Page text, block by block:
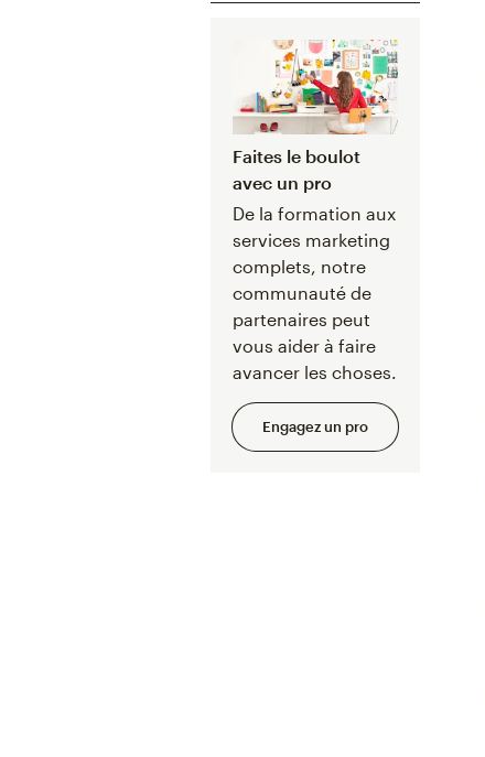
Faites le boulot
avec un pro
De la formation aux
services marketing
complets, notre
communauté de
partenaires peut
vous aider à faire
avancer les choses.
Engagez un pro